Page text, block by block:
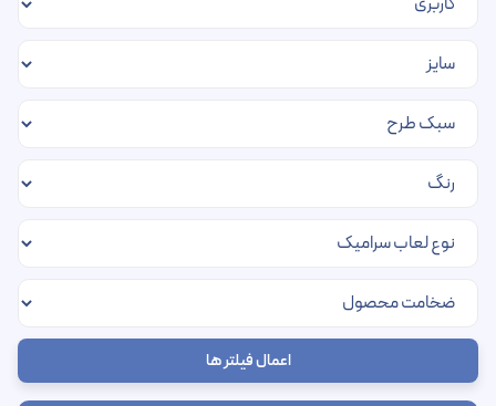
اعمال فیلتر ها